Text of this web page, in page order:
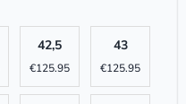
42,5
€125.95
43
€125.95